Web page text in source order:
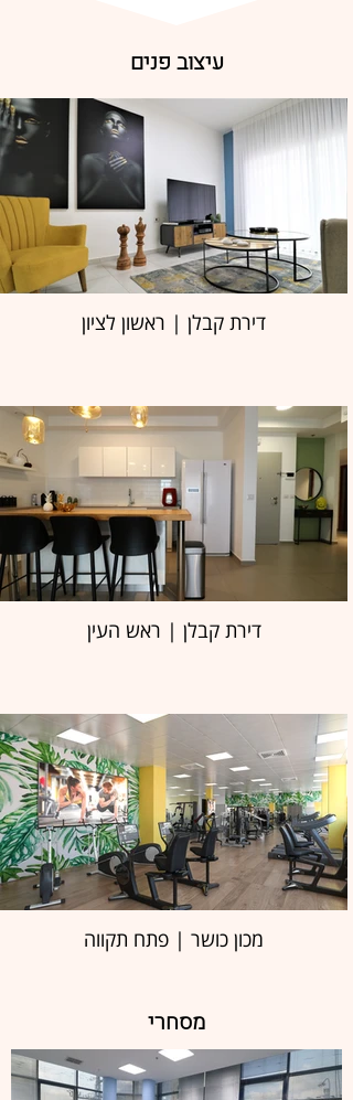
עיצוב פנים
דירת קבלן | ראשון לציון
דירת קבלן | ראש העין
מכון כושר | פתח תקווה
מסחרי